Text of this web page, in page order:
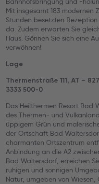
Mit insgesamt 183 modernen
Stunden besetzten
da. Zudem erwarten Sie
Haus. Gönnen Sie sich eine
verwöhnen!
Lage
Thermenstraße 111, AT –
3333 500-0
Das Heilthermen Resort Bad
des Thermen- und
üppigem Grün und
der Ortschaft Bad
charmanten Ortszentrum
Anbindung an die A2
Bad Waltersdorf, erreichen
ruhigen und sonnigen
Natur, umgeben von